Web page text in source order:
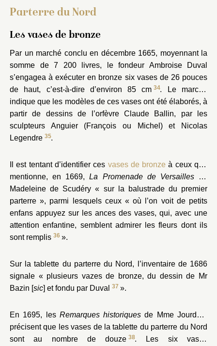
Parterre du Nord
Les vases de bronze
Par un marché conclu en décembre 1665, moyennant la
somme de 7 200 livres, le fondeur Ambroise Duval
s’engagea à exécuter en bronze six vases de 26 pouces
de haut, c’est-à-dire d’environ 85 cm 34. Le marché
indique que les modèles de ces vases ont été élaborés, à
partir de dessins de l’orfèvre Claude Ballin, par les
sculpteurs Anguier (François ou Michel) et Nicolas
Legendre 35.
Il est tentant d’identifier ces vases de bronze à ceux que
mentionne, en 1669,La Promenade de Versaillesde
Madeleine de Scudéry « sur la balustrade du premier
parterre », parmi lesquels ceux « où l’on voit de petits
enfans appuyez sur les ances des vases, qui, avec une
attention enfantine, semblent admirer les fleurs dont ils
sont remplis 36».
Sur la tablette du parterre du Nord, l’inventaire de 1686
signale « plusieurs vazes de bronze, du dessin de Mr
Bazin [sic] et fondu par Duval 37 ».
En 1695, les Remarques historiques de Mme Jourdain
précisent que les vases de la tablette du parterre du Nord
sont au nombre de douze 38. Les six vases